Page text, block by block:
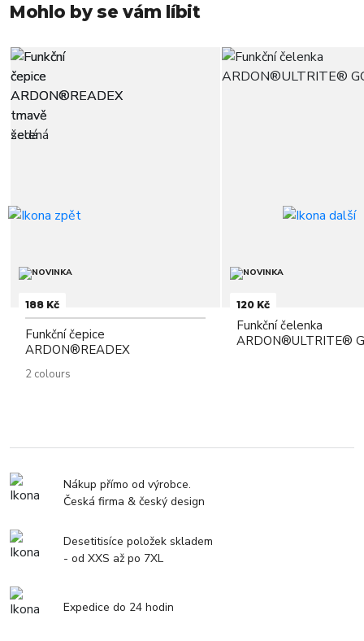
Mohlo by se vám líbit
188 Kč
Funkční čepice
ARDON®READEX
2 colours
120 Kč
Funkční čelenka
ARDON®ULTRITE®
Nákup přímo od výrobce.
Česká firma & český design
Desetitisíce položek skladem
- od XXS až po 7XL
Expedice do 24 hodin